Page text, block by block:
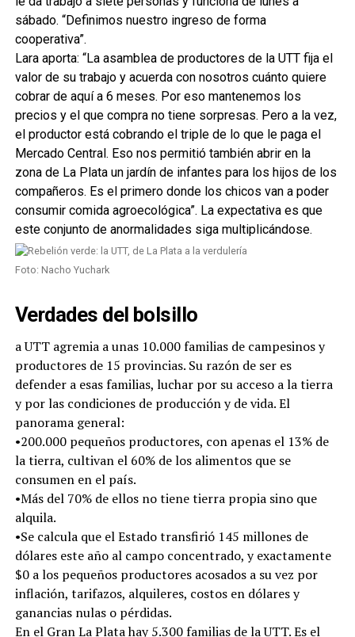
sábado. “Definimos nuestro ingreso de forma
cooperativa”.
Lara aporta: “La asamblea de productores de la UTT fija el
valor de su trabajo y acuerda con nosotros cuánto quiere
cobrar de aquí a 6 meses. Por eso mantenemos los
precios y el que compra no tiene sorpresas. Pero a la vez,
el productor está cobrando el triple de lo que le paga el
Mercado Central. Eso nos permitió también abrir en la
zona de La Plata un jardín de infantes para los hijos de los
compañeros. Es el primero donde los chicos van a poder
consumir comida agroecológica”. La expectativa es que
este conjunto de anormalidades siga multiplicándose.
Foto: Nacho Yuchark
Verdades del bolsillo
a UTT agremia a unas 10.000 familias de campesinos y
productores de 15 provincias. Su razón de ser es
defender a esas familias, luchar por su acceso a la tierra
y por las condiciones de producción y de vida. El
panorama general:
•200.000 pequeños productores, con apenas el 13% de
la tierra, cultivan el 60% de los alimentos que se
consumen en el país.
•Más del 70% de ellos no tiene tierra propia sino que
alquila.
•Se calcula que el Estado transfirió 145 millones de
dólares este año al campo concentrado, y exactamente
$0 a los pequeños productores acosados a su vez por
inflación, tarifazos, alquileres, costos en dólares y
ganancias nulas o pérdidas.
En el Gran La Plata hay 5.300 familias de la UTT. Es el